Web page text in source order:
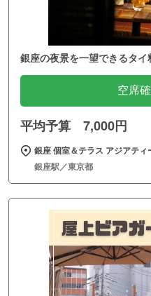
銀座の夜景を一望できるタ
空席
平均予算 7,000円
銀座 個室＆テラス アジアティ
銀座駅／東京都